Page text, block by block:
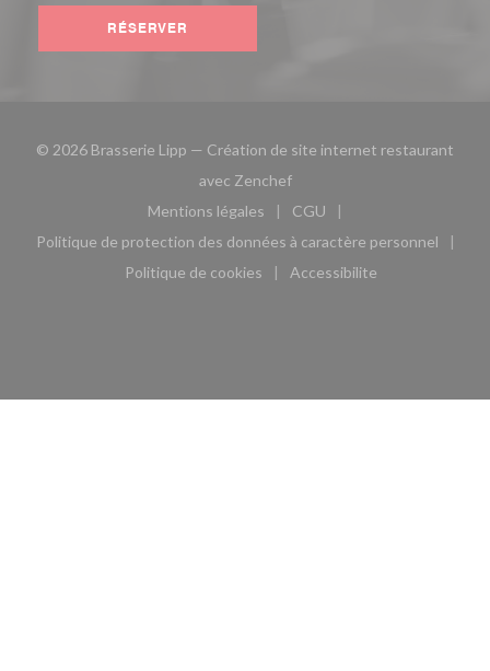
RÉSERVER
© 2026 Brasserie Lipp — Création de site internet restaurant
avec Zenchef((ouvre une nouvelle
Mentions légales
((ouvre une nouvelle fenêtre))
CGU
((ouvre une nouvelle
Politique de protection des données à caractère personnel
((ouvre une nouvelle fenêtre))
Politique de cookies
((ouvre une nouvelle fenêtre))
Accessibilite